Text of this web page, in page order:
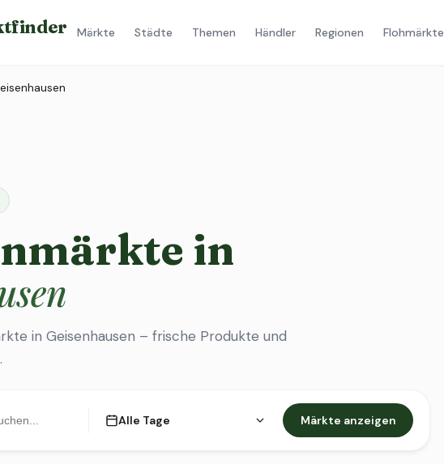
Märkte Städte Themen Händler Regionen Flohmärkte
in
in Geisenhausen – frische Produkte und
Alle Tage Märkte anzeigen